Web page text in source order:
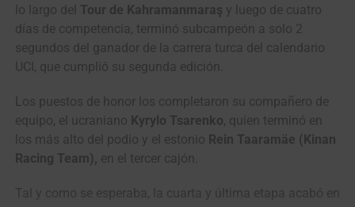
©️@cyclingontnt…
— Mundo Ciclístico (@mundociclistico)
lo largo del Tour de Kahramanmaraş y luego de cuatro
días de competencia, terminó subcampeón a solo 2
segundos del ganador de la carrera turca del calendario
UCI, que cumplió su segunda edición.
Los puestos de honor los completaron su compañero de
equipo, el ucraniano Kyrylo Tsarenko, quien terminó en
los más alto del podio y el estonio Rein Taaramäe (Kinan
Racing Team), en el tercer cajón.
Tal y como se esperaba, la cuarta y última etapa acabó en